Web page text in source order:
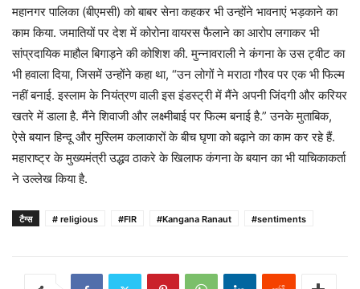
महानगर पालिका (बीएमसी) को बाबर सेना कहकर भी उन्होंने भावनाएं भड़काने का
काम किया. जमातियों पर देश में कोरोना वायरस फैलाने का आरोप लगाकर भी
सांप्रदायिक माहौल बिगाड़ने की कोशिश की. मुन्नावराली ने कंगना के उस ट्वीट का
भी हवाला दिया, जिसमें उन्होंने कहा था, “उन लोगों ने मराठा गौरव पर एक भी फिल्म
नहीं बनाई. इस्लाम के नियंत्रण वाली इस इंडस्ट्री में मैंने अपनी जिंदगी और करियर
खतरे में डाला है. मैंने शिवाजी और लक्ष्मीबाई पर फिल्म बनाई है.” उनके मुताबिक,
ऐसे बयान हिन्दू और मुस्लिम कलाकारों के बीच घृणा को बढ़ाने का काम कर रहे हैं.
महाराष्ट्र के मुख्यमंत्री उद्धव ठाकरे के खिलाफ कंगना के बयान का भी याचिकाकर्ता
ने उल्लेख किया है.
टैग्स # religious #FIR #Kangana Ranaut #sentiments